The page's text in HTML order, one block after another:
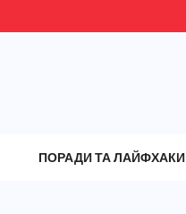
ПОРАДИ ТА ЛАЙФХАКИ